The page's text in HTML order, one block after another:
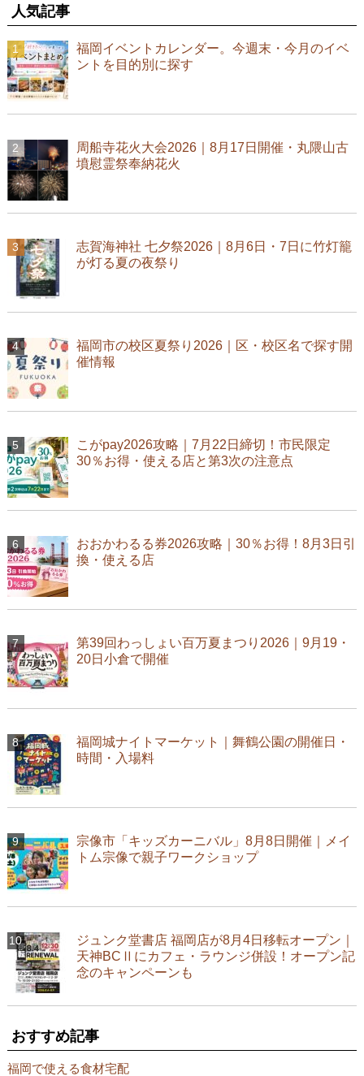
人気記事
福岡イベントカレンダー。今週末・今月のイベ
ントを目的別に探す
周船寺花火大会2026｜8月17日開催・丸隈山古
墳慰霊祭奉納花火
志賀海神社 七夕祭2026｜8月6日・7日に竹灯籠
が灯る夏の夜祭り
福岡市の校区夏祭り2026｜区・校区名で探す開
催情報
こがpay2026攻略｜7月22日締切！市民限定
30％お得・使える店と第3次の注意点
おおかわるる券2026攻略｜30％お得！8月3日引
換・使える店
第39回わっしょい百万夏まつり2026｜9月19・
20日小倉で開催
福岡城ナイトマーケット｜舞鶴公園の開催日・
時間・入場料
宗像市「キッズカーニバル」8月8日開催｜メイ
トム宗像で親子ワークショップ
ジュンク堂書店 福岡店が8月4日移転オープン｜
天神BCⅡにカフェ・ラウンジ併設！オープン記
念のキャンペーンも
おすすめ記事
福岡で使える食材宅配